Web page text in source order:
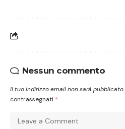
Nessun commento
Il tuo indirizzo email non sarà pubblicato.
contrassegnati *